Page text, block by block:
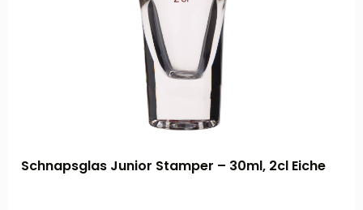
Schnapsglas Junior Stamper – 30ml, 2cl Eiche